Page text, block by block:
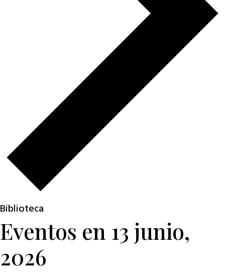
Biblioteca
Eventos en 13 junio,
2026